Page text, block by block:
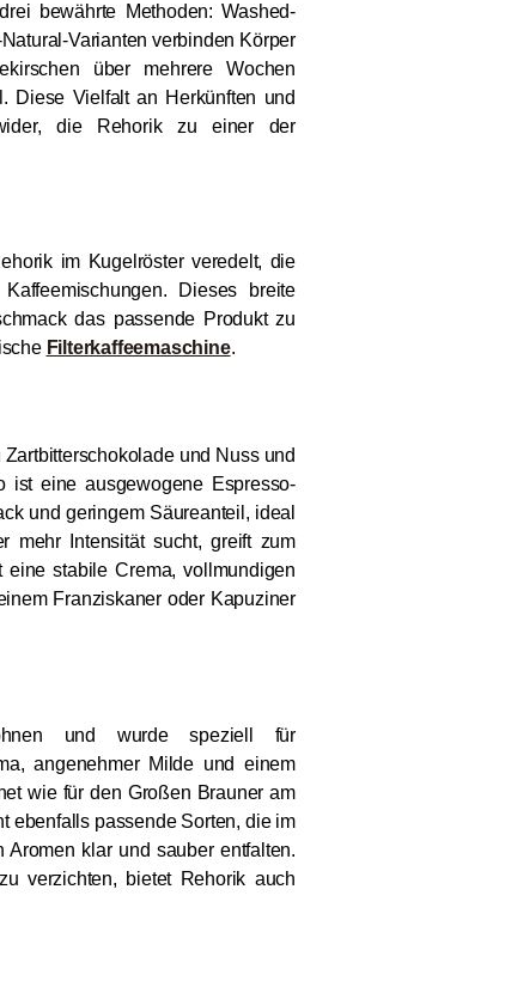
bewährte Methoden: Washed-
Varianten verbinden Körper
über mehrere Wochen
Diese Vielfalt an Herkünften und
die Rehorik zu einer der
im Kugelröster veredelt, die
Dieses breite
das passende Produkt zu
Filterkaffeemaschine.
und Nuss und
ist eine ausgewogene Espresso-
und geringem Säureanteil, ideal
mehr Intensität sucht, greift zum
stabile Crema, vollmundigen
Franziskaner oder Kapuziner
und wurde speziell für
angenehmer Milde und einem
wie für den Großen Brauner am
ebenfalls passende Sorten, die im
klar und sauber entfalten.
verzichten, bietet Rehorik auch